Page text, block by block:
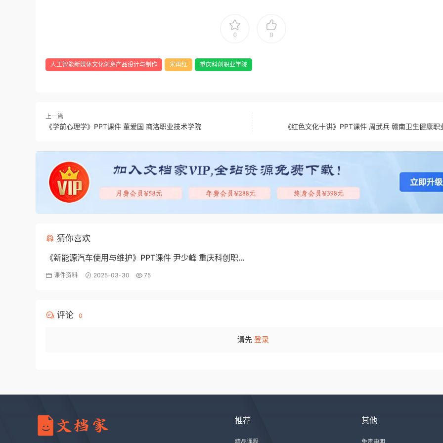
0 0
人工智能新媒体文化创意产品设计与制作 宋再红 重庆科创职业学院
上一篇
《学前心理学》PPT课件 董爱国 商洛职业技术学院 《红色文化十讲》PPT课件 周武兵 赣南卫生健康职
猜你喜欢
《新能源汽车使用与维护》PPT课件 尹少峰 重庆科创职业
学院课件资料 2025-03-30 75
评论 0
请先 登录
推荐 其他